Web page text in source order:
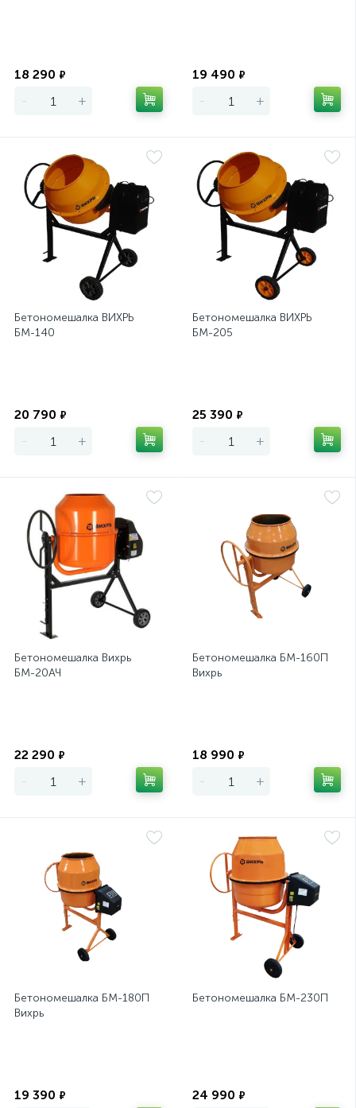
18 290 ₽
- +
19 490 ₽
- +
Бетономешалка ВИХРЬ
БМ-140
20 790 ₽
- +
Бетономешалка ВИХРЬ
БМ-205
25 390 ₽
- +
Бетономешалка Вихрь
БМ-20АЧ
22 290 ₽
- +
Бетономешалка БМ-160П
Вихрь
18 990 ₽
- +
Бетономешалка БМ-180П
Вихрь
19 390 ₽
Бетономешалка БМ-230П
24 990 ₽